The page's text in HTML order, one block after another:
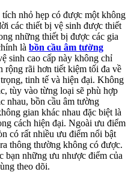
nhỏ hẹp có được một không
các thiết bị vệ sinh được thiết
những thiết bị được các gia
là bồn cầu âm tường
sinh cao cấp này không chỉ
rộng rãi hơn tiết kiệm tối đa về
tinh tế và hiện đại. Không
tùy vào từng loại sẽ phù hợp
nhau, bồn cầu âm tường
gian khác nhau đặc biệt là
cách hiện đại. Ngoài ưu điểm
có rất nhiều ưu điểm nổi bật
thông thường không có được.
bạn những ưu nhược điểm của
theo dõi.